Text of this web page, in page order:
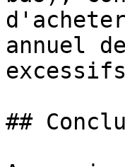
annuel
##